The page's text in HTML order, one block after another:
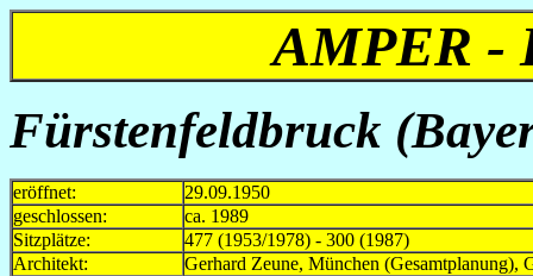
AMPER -
Fürstenfeldbruck
eröffnet:
29.09.1950
geschlossen:
ca. 1989
Sitzplätze:
477 (1953/1978) - 300 (1987)
Architekt:
Gerhard Zeune, München (Gesamtplanung),